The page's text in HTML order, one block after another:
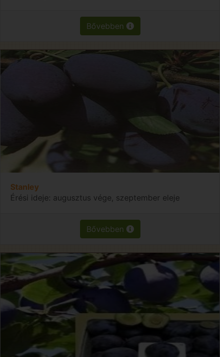
Bővebben
Stanley
Érési ideje: augusztus vége, szeptember eleje
Bővebben